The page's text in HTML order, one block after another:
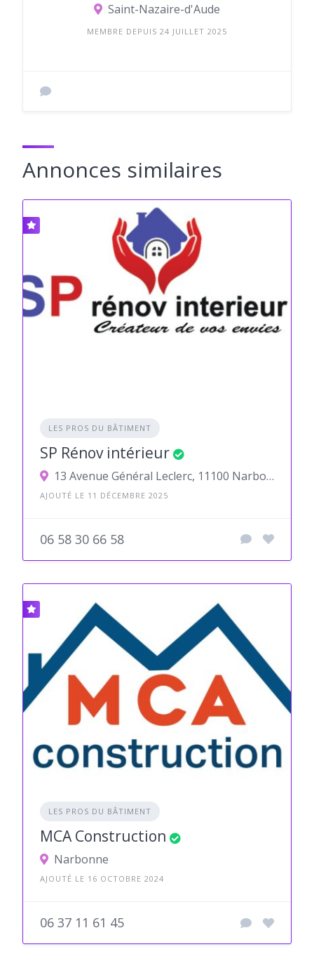
Saint-Nazaire-d'Aude
MEMBRE DEPUIS 24 JUILLET 2025
Annonces similaires
LES PROS DU BÂTIMENT
SP Rénov intérieur
13 Avenue Général Leclerc, 11100 Narbonne, France
AJOUTÉ LE 11 DÉCEMBRE 2025
06 58 30 66 58
LES PROS DU BÂTIMENT
MCA Construction
Narbonne
AJOUTÉ LE 16 OCTOBRE 2024
06 37 11 61 45